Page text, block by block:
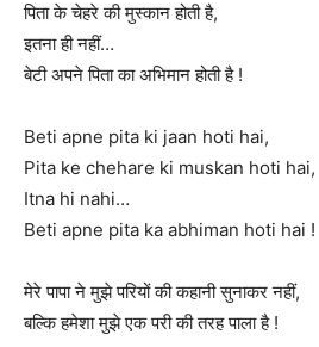
पिता के चेहरे की मुस्कान होती है,
इतना ही नहीं…
बेटी अपने पिता का अभिमान होती है !
Beti apne pita ki jaan hoti hai,
Pita ke chehare ki muskan hoti hai,
Itna hi nahi…
Beti apne pita ka abhiman hoti hai !
मेरे पापा ने मुझे परियों की कहानी सुनाकर नहीं,
बल्कि हमेशा मुझे एक परी की तरह पाला है !